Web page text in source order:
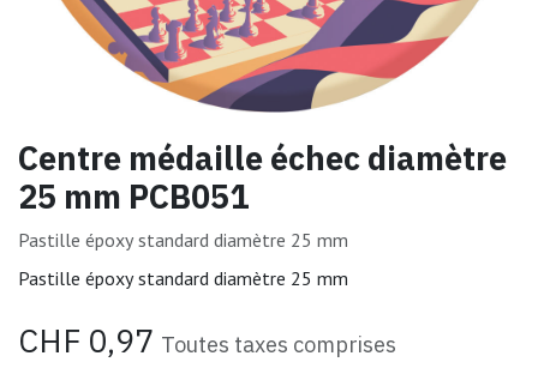
Centre médaille échec diamètre
25 mm PCB051
Pastille époxy standard diamètre 25 mm
Pastille époxy standard diamètre 25 mm
CHF 0,97 Toutes taxes comprises